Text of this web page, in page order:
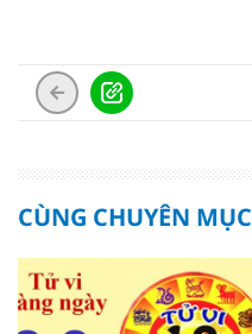
CÙNG CHUYÊN MỤC